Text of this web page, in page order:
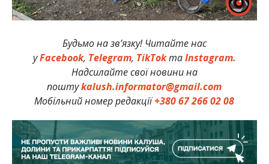
Будьмо на зв’язку! Читайте нас
уFacebook, Telegram, TikTokтаInstagram.
Надсилайте свої новини на
поштуkalush.informator@gmail.com
Мобільний номер редакції+380 67 266 02 08